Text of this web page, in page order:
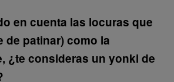
en cuenta las locuras que
de patinar)como la
¿te consideras un yonki de